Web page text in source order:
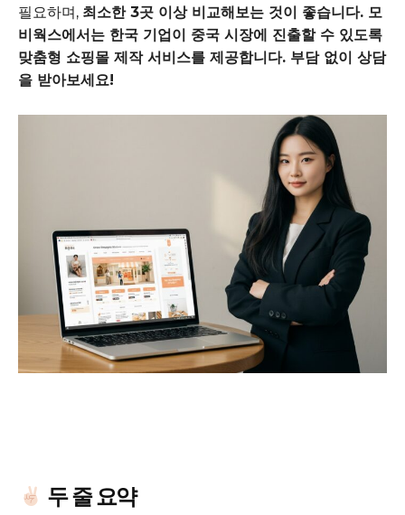
필요하며, 최소한 3곳 이상 비교해보는 것이 좋습니다. 모
비웍스에서는 한국 기업이 중국 시장에 진출할 수 있도록
맞춤형 쇼핑몰 제작 서비스를 제공합니다. 부담 없이 상담
을 받아보세요!
두 줄 요약